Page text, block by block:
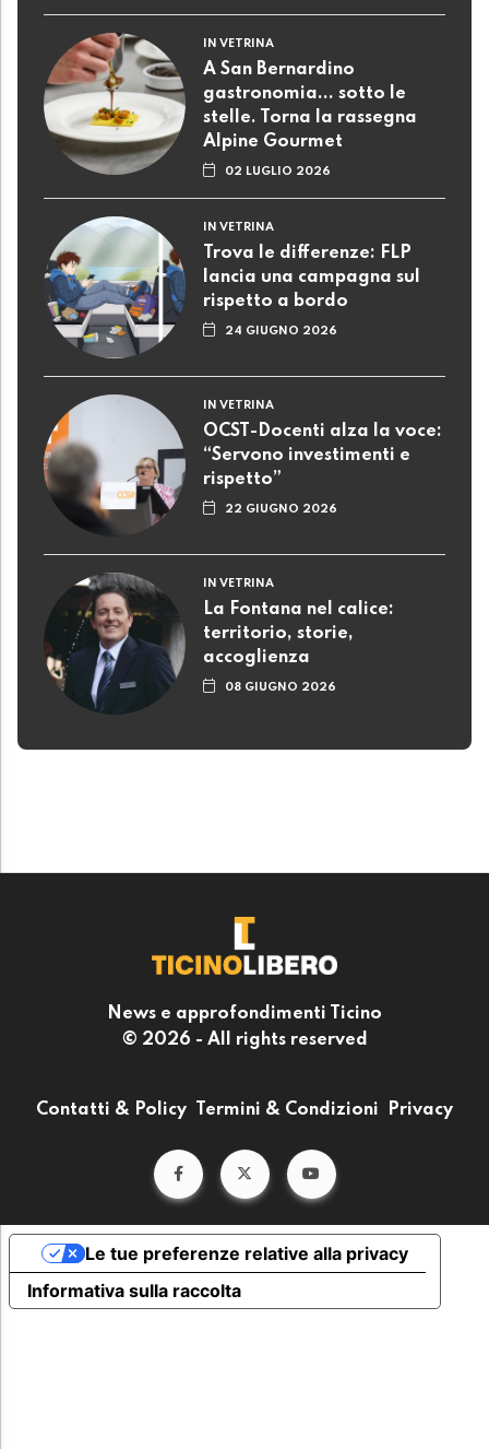
IN VETRINA
A San Bernardino
gastronomia... sotto le
stelle. Torna la rassegna
Alpine Gourmet
02 LUGLIO 2026
IN VETRINA
Trova le differenze: FLP
lancia una campagna sul
rispetto a bordo
24 GIUGNO 2026
IN VETRINA
OCST-Docenti alza la voce:
“Servono investimenti e
rispetto”
22 GIUGNO 2026
IN VETRINA
La Fontana nel calice:
territorio, storie,
accoglienza
08 GIUGNO 2026
News e approfondimenti Ticino
© 2026 - All rights reserved
Contatti & Policy Termini & Condizioni Privacy
Informativa sulla raccolta
Le tue preferenze relative alla privacy